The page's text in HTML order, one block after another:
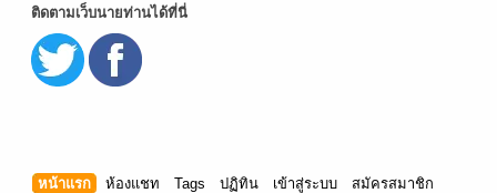
ติดตามเว็บนายท่านได้ที่นี่
หน้าแรก ห้องแชท Tags ปฏิทิน เข้าสู่ระบบ สมัครสมาชิก